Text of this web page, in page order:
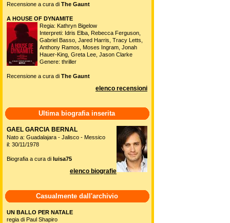
Recensione a cura di The Gaunt
A HOUSE OF DYNAMITE
Regia: Kathryn Bigelow
Interpreti: Idris Elba, Rebecca Ferguson,
Gabriel Basso, Jared Harris, Tracy Letts,
Anthony Ramos, Moses Ingram, Jonah
Hauer-King, Greta Lee, Jason Clarke
Genere: thriller
Recensione a cura di The Gaunt
elenco recensioni
Ultima biografia inserita
GAEL GARCIA BERNAL
Nato a: Guadalajara - Jalisco - Messico
il: 30/11/1978
Biografia a cura di luisa75
elenco biografie
Casualmente dall'archivio
UN BALLO PER NATALE
regia di Paul Shapiro